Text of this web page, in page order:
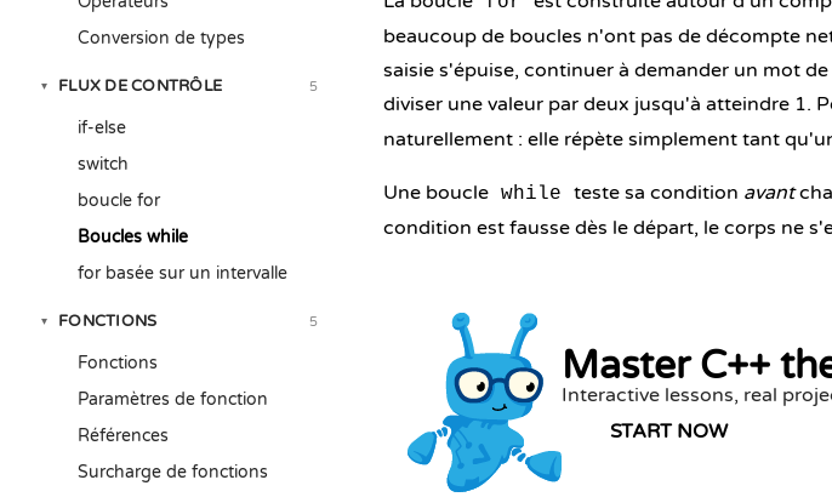
Conversion de types
▾ FLUX DE CONTRÔLE 5
if-else
switch
boucle for
Boucles while
for basée sur un intervalle
▾ FONCTIONS 5
Fonctions
Paramètres de fonction
Références
Surcharge de fonctions
beaucoup de boucles n'ont pas de décompte
saisie s'épuise, continuer à demander un mot
diviser une valeur par deux jusqu'à atteindre 1.
naturellement : elle répète simplement tant
Une boucle while teste sa condition avant
condition est fausse dès le départ, le corps ne
Master C++
Interactive lessons, real
START NOW